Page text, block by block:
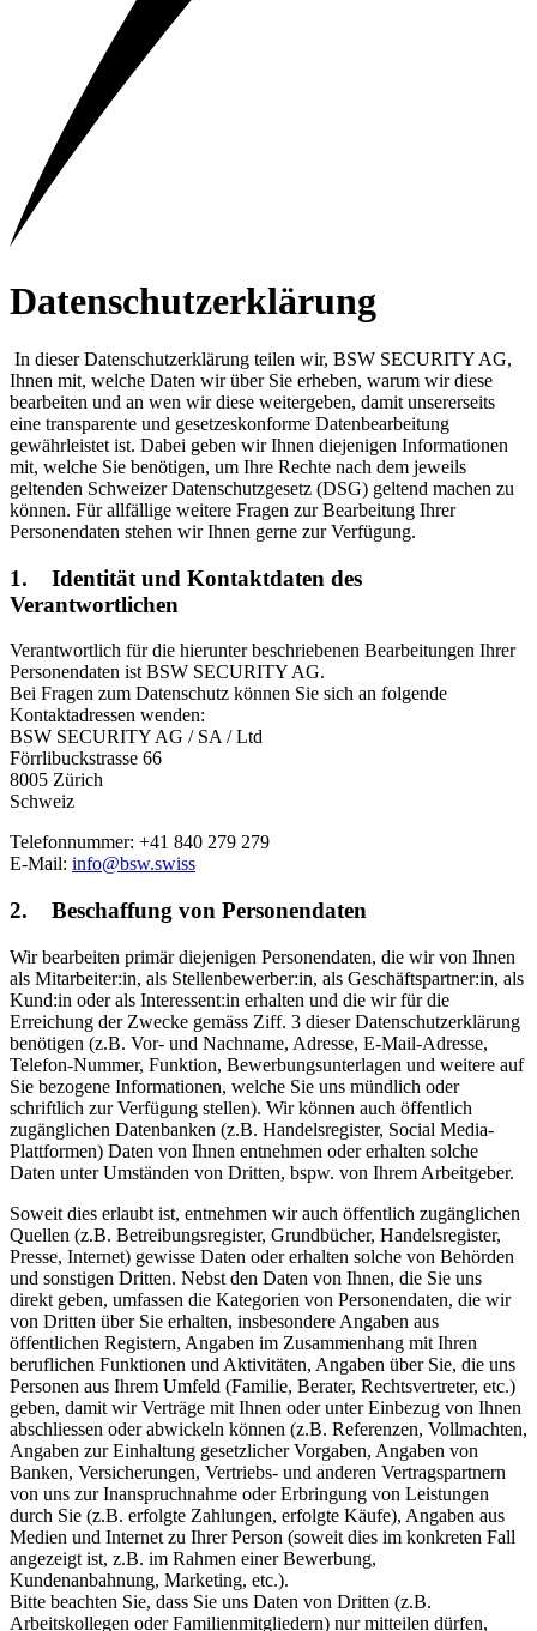
Datenschutzerklärung
In dieser Datenschutzerklärung teilen wir, BSW SECURITY AG,
Ihnen mit, welche Daten wir über Sie erheben, warum wir diese
bearbeiten und an wen wir diese weitergeben, damit unsererseits
eine transparente und gesetzeskonforme Datenbearbeitung
gewährleistet ist. Dabei geben wir Ihnen diejenigen Informationen
mit, welche Sie benötigen, um Ihre Rechte nach dem jeweils
geltenden Schweizer Datenschutzgesetz (DSG) geltend machen zu
können. Für allfällige weitere Fragen zur Bearbeitung Ihrer
Personendaten stehen wir Ihnen gerne zur Verfügung.
1. Identität und Kontaktdaten des
Verantwortlichen
Verantwortlich für die hierunter beschriebenen Bearbeitungen Ihrer
Personendaten ist BSW SECURITY AG.
Bei Fragen zum Datenschutz können Sie sich an folgende
Kontaktadressen wenden:
BSW SECURITY AG / SA / Ltd
Förrlibuckstrasse 66
8005 Zürich
Schweiz
Telefonnummer: +41 840 279 279
E-Mail: info@bsw.swiss
2. Beschaffung von Personendaten
Wir bearbeiten primär diejenigen Personendaten, die wir von Ihnen
als Mitarbeiter:in, als Stellenbewerber:in, als Geschäftspartner:in, als
Kund:in oder als Interessent:in erhalten und die wir für die
Erreichung der Zwecke gemäss Ziff. 3 dieser Datenschutzerklärung
benötigen (z.B. Vor- und Nachname, Adresse, E-Mail-Adresse,
Telefon-Nummer, Funktion, Bewerbungsunterlagen und weitere auf
Sie bezogene Informationen, welche Sie uns mündlich oder
schriftlich zur Verfügung stellen). Wir können auch öffentlich
zugänglichen Datenbanken (z.B. Handelsregister, Social Media-
Plattformen) Daten von Ihnen entnehmen oder erhalten solche
Daten unter Umständen von Dritten, bspw. von Ihrem Arbeitgeber.
Soweit dies erlaubt ist, entnehmen wir auch öffentlich zugänglichen
Quellen (z.B. Betreibungsregister, Grundbücher, Handelsregister,
Presse, Internet) gewisse Daten oder erhalten solche von Behörden
und sonstigen Dritten. Nebst den Daten von Ihnen, die Sie uns
direkt geben, umfassen die Kategorien von Personendaten, die wir
von Dritten über Sie erhalten, insbesondere Angaben aus
öffentlichen Registern, Angaben im Zusammenhang mit Ihren
beruflichen Funktionen und Aktivitäten, Angaben über Sie, die uns
Personen aus Ihrem Umfeld (Familie, Berater, Rechtsvertreter, etc.)
geben, damit wir Verträge mit Ihnen oder unter Einbezug von Ihnen
abschliessen oder abwickeln können (z.B. Referenzen, Vollmachten,
Angaben zur Einhaltung gesetzlicher Vorgaben, Angaben von
Banken, Versicherungen, Vertriebs- und anderen Vertragspartnern
von uns zur Inanspruchnahme oder Erbringung von Leistungen
durch Sie (z.B. erfolgte Zahlungen, erfolgte Käufe), Angaben aus
Medien und Internet zu Ihrer Person (soweit dies im konkreten Fall
angezeigt ist, z.B. im Rahmen einer Bewerbung,
Kundenanbahnung, Marketing, etc.).
Bitte beachten Sie, dass Sie uns Daten von Dritten (z.B.
Arbeitskollegen oder Familienmitgliedern) nur mitteilen dürfen,